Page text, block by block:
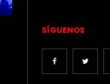
SÍGUENOS